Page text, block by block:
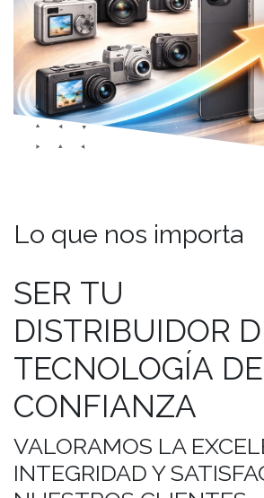
Lo que nos importa
SER TU
DISTRIBUIDOR
TECNOLOGÍA DE
CONFIANZA
VALORAMOS LA
INTEGRIDAD Y